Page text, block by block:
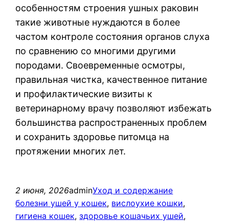
особенностям строения ушных раковин
такие животные нуждаются в более
частом контроле состояния органов слуха
по сравнению со многими другими
породами. Своевременные осмотры,
правильная чистка, качественное питание
и профилактические визиты к
ветеринарному врачу позволяют избежать
большинства распространенных проблем
и сохранить здоровье питомца на
протяжении многих лет.
2 июня, 2026adminУход и содержание
болезни ушей у кошек, вислоухие кошки
гигиена кошек, здоровье кошачьих ушей